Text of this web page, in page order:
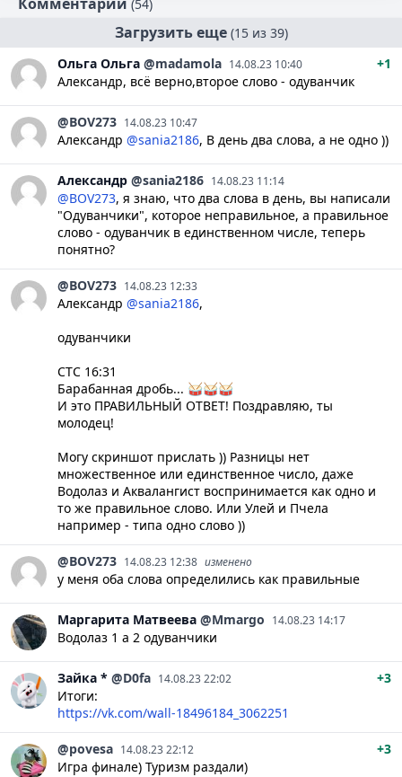
(54)
Загрузить еще (15 из 39)
Ольга Ольга @madamola 14.08.23 10:40
+1
Александр, всё верно,второе слово - одуванчик
@BOV273 14.08.23 10:47
Александр @sania2186, В день два слова, а не одно ))
Александр @sania2186 14.08.23 11:14
@BOV273, я знаю, что два слова в день, вы написали
"Одуванчики", которое неправильное, а правильное
слово - одуванчик в единственном числе, теперь
понятно?
@BOV273 14.08.23 12:33
Александр @sania2186,
одуванчики
СТС 16:31
Барабанная дробь... 🥁🥁🥁
И это ПРАВИЛЬНЫЙ ОТВЕТ! Поздравляю, ты
молодец!
Могу скриншот прислать )) Разницы нет
множественное или единственное число, даже
Водолаз и Аквалангист воспринимается как одно и
то же правильное слово. Или Улей и Пчела
например - типа одно слово ))
@BOV273 14.08.23 12:38 изменено
у меня оба слова определились как правильные
Маргарита Матвеева @Mmargo 14.08.23 14:17
Водолаз 1 а 2 одуванчики
Зайка * @D0fa 14.08.23 22:02
+3
Итоги:
https://vk.com/wall-18496184_3062251
@povesa 14.08.23 22:12
+3
Игра финале) Туризм раздали)